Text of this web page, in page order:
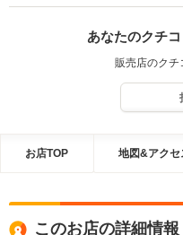
あなたのクチ
販売店のクチ
お店TOP 地図&アクセ
このお店の詳細情報